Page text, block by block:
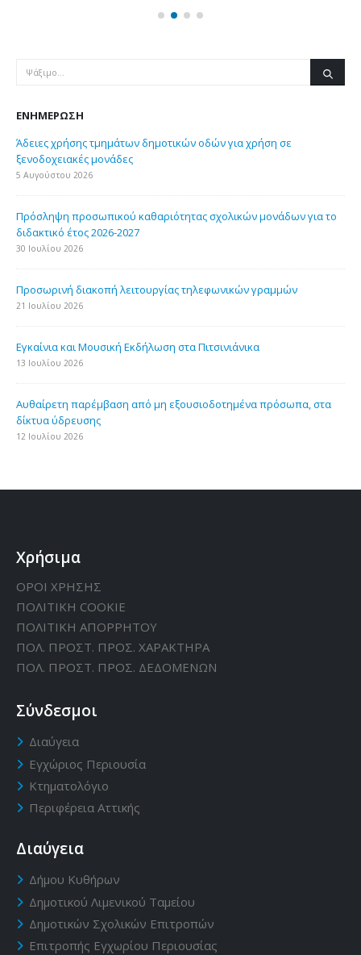
ΕΝΗΜΈΡΩΣΗ
Άδειες χρήσης τμημάτων δημοτικών οδών για χρήση σε
ξενοδοχειακές μονάδες
5 Αυγούστου 2026
Πρόσληψη προσωπικού καθαριότητας σχολικών μονάδων για το
διδακτικό έτος 2026-2027
30 Ιουλίου 2026
Προσωρινή διακοπή λειτουργίας τηλεφωνικών γραμμών
21 Ιουλίου 2026
Εγκαίνια και Μουσική Εκδήλωση στα Πιτσινιάνικα
13 Ιουλίου 2026
Aυθαίρετη παρέμβαση από μη εξουσιοδοτημένα πρόσωπα, στα
δίκτυα ύδρευσης
12 Ιουλίου 2026
Χρήσιμα
ΟΡΟΙ ΧΡΗΣΗΣ
ΠΟΛΙΤΙΚΗ CΟΟΚΙΕ
ΠΟΛΙΤΙΚΗ ΑΠΟΡΡΗΤΟΥ
ΠΟΛ. ΠΡΟΣΤ. ΠΡΟΣ. ΧΑΡΑΚΤΗΡΑ
ΠΟΛ. ΠΡΟΣΤ. ΠΡΟΣ. ΔΕΔΟΜΕΝΩΝ
Σύνδεσμοι
Διαύγεια
Εγχώριος Περιουσία
Κτηματολόγιο
Περιφέρεια Αττικής
Διαύγεια
Δήμου Κυθήρων
Δημοτικού Λιμενικού Ταμείου
Δημοτικών Σχολικών Επιτροπών
Επιτροπής Εγχωρίου Περιουσίας